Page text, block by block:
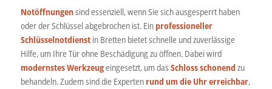
Notöffnungensind essenziell, wenn Sie sich ausgesperrt haben
oder der Schlüssel abgebrochen ist. Ein professioneller
Schlüsselnotdienstin Bretten bietet schnelle und zuverlässige
Hilfe, um Ihre Tür ohne Beschädigung zu öffnen. Dabei wird
modernstes Werkzeugeingesetzt, um das Schloss schonend zu
behandeln. Zudem sind die Experten rund um die Uhr erreichbar,